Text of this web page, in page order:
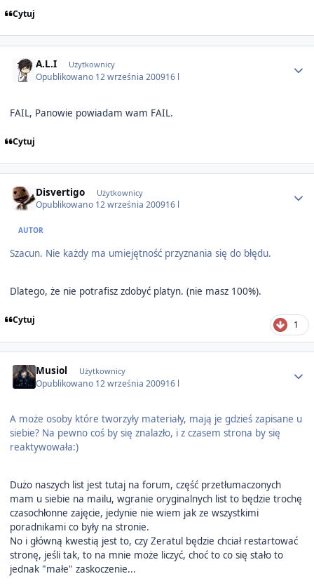
Cytuj
A.L.I Użytkownicy
Opublikowano 12 września 200916 l
FAIL, Panowie powiadam wam FAIL.
Cytuj
Disvertigo Użytkownicy
Opublikowano 12 września 200916 l
AUTOR
Szacun. Nie każdy ma umiejętność przyznania się do błędu.
Dlatego, że nie potrafisz zdobyć platyn. (nie masz 100%).
Cytuj 1
Musiol Użytkownicy
Opublikowano 12 września 200916 l
A może osoby które tworzyły materiały, mają je gdzieś zapisane u
siebie? Na pewno coś by się znalazło, i z czasem strona by się
reaktywowała:)
Dużo naszych list jest tutaj na forum, część przetłumaczonych
mam u siebie na mailu, wgranie oryginalnych list to będzie trochę
czasochłonne zajęcie, jedynie nie wiem jak ze wszystkimi
poradnikami co były na stronie.
No i główną kwestią jest to, czy Zeratul będzie chciał restartować
stronę, jeśli tak, to na mnie może liczyć, choć to co się stało to
jednak "małe" zaskoczenie...